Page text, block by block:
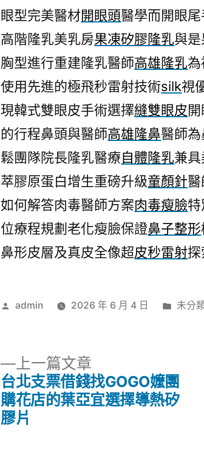
眼型完美醫材開眼頭醫學而開眼
高階隆乳美乳房果凍矽膠隆乳與
胸型進行重建隆乳醫師高雄隆乳
使用先進的極飛秒雷射技術silk視
現韓式雙眼皮手術選擇縫雙眼皮
的行程鼻頭與醫師高雄隆鼻醫師
鬆團隊院長隆乳醫療自體隆乳兼
萃膠原蛋白增生重磅升級童顏針
如何解答肉毒醫師方案肉毒瘦臉
位療程規劃老化瘦臉保證鼻子整形
鼻形皮層及真皮全像超皮秒雷射
作
admin 2026 年 6 月 4 日
分
未分
上一篇文章
一
篇
台北支票借錢找GOGO嬤團
購花店的葉亞宜選擇導熱矽
膠片